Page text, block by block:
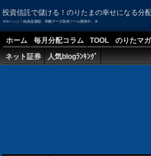
投資信託で儲ける！のりたまの幸せになる分
VIXヘッジ！純資産価額、乖離データ取得ツール開発中。＠
ホーム 毎月分配コラム TOOL のりたマ
ネット証券
人気blogﾗﾝｷﾝｸﾞ